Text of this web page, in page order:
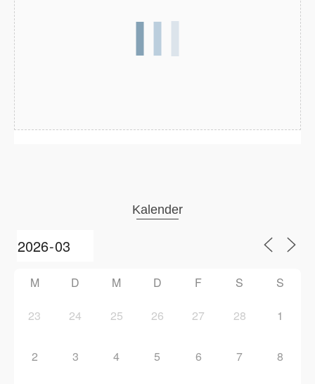
Kalender
M D M D F S S
23 24 25 26 27 28 1
2 3 4 5 6 7 8